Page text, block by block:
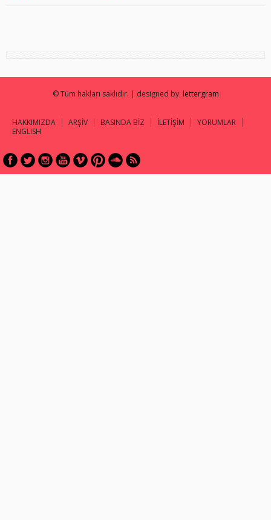
© Tüm hakları saklıdır. | designed by: lettergram
HAKKIMIZDA ARŞİV BASINDA BİZ İLETİŞİM
YORUMLAR
ENGLISH